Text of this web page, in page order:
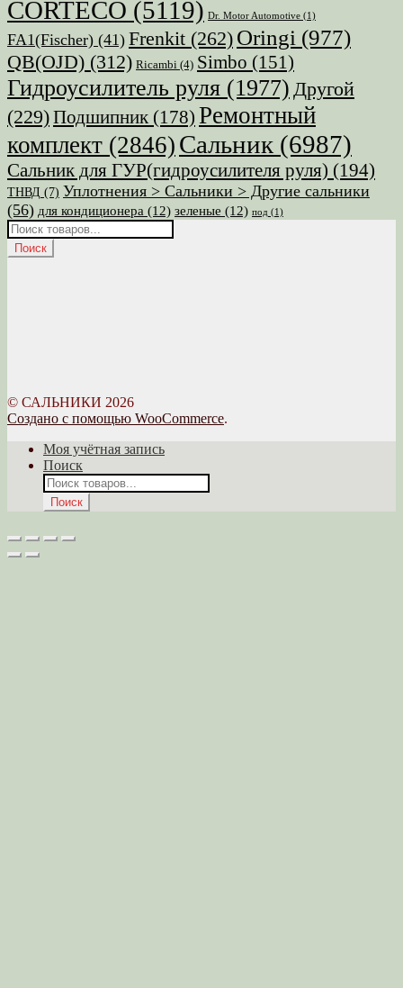
CORTECO (5119) Dr. Motor Automotive (1)
FA1(Fischer) (41) Frenkit (262) Oringi (977)
QB(OJD) (312) Ricambi (4) Simbo (151)
Гидроусилитель руля (1977) Другой
(229)Подшипник (178) Ремонтный
комплект (2846) Сальник (6987)
Сальник для ГУР(гидроусилителя руля) (194)
ТНВД (7) Уплотнения > Сальники > Другие сальники
(56) для кондиционера (12) зеленые (12) под (1)
Поиск
товаров
Поиск
© САЛЬНИКИ 2026
Создано с помощью WooCommerce.
Моя учётная запись
Поиск
Поиск
товаров
Поиск